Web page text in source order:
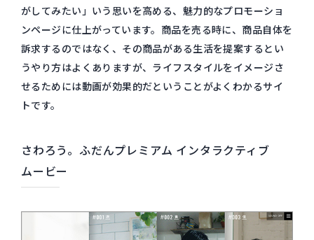
がしてみたい」いう思いを高める、魅力的なプロモーショ
ンページに仕上がっています。商品を売る時に、商品自体を
訴求するのではなく、その商品がある生活を提案するとい
うやり方はよくありますが、ライフスタイルをイメージさ
せるためには動画が効果的だということがよくわかるサイ
トです。
さわろう。ふだんプレミアム インタラクティブ
ムービー